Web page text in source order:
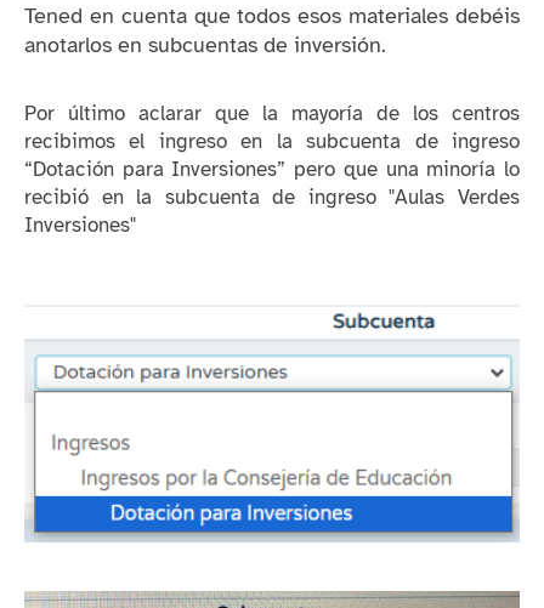
Tened en cuenta que todos esos materiales debéis
anotarlos en subcuentas de inversión.
Por último aclarar que la mayoría de los centros
recibimos el ingreso en la subcuenta de ingreso
“Dotación para Inversiones” pero que una minoría lo
recibió en la subcuenta de ingreso "Aulas Verdes
Inversiones"